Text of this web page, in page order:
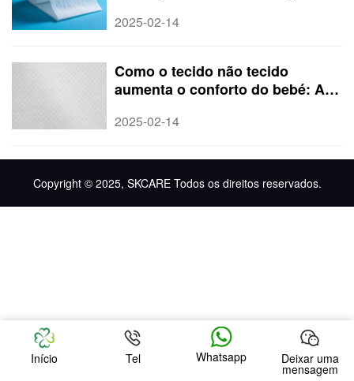
2025-02-14
Como o tecido não tecido
aumenta o conforto do bebé: A
Quanzhou SK Care
2025-02-14
Copyright © 2025, SKCARE Todos os direitos reservados.
Início Tel Whatsapp Deixar uma
mensagem